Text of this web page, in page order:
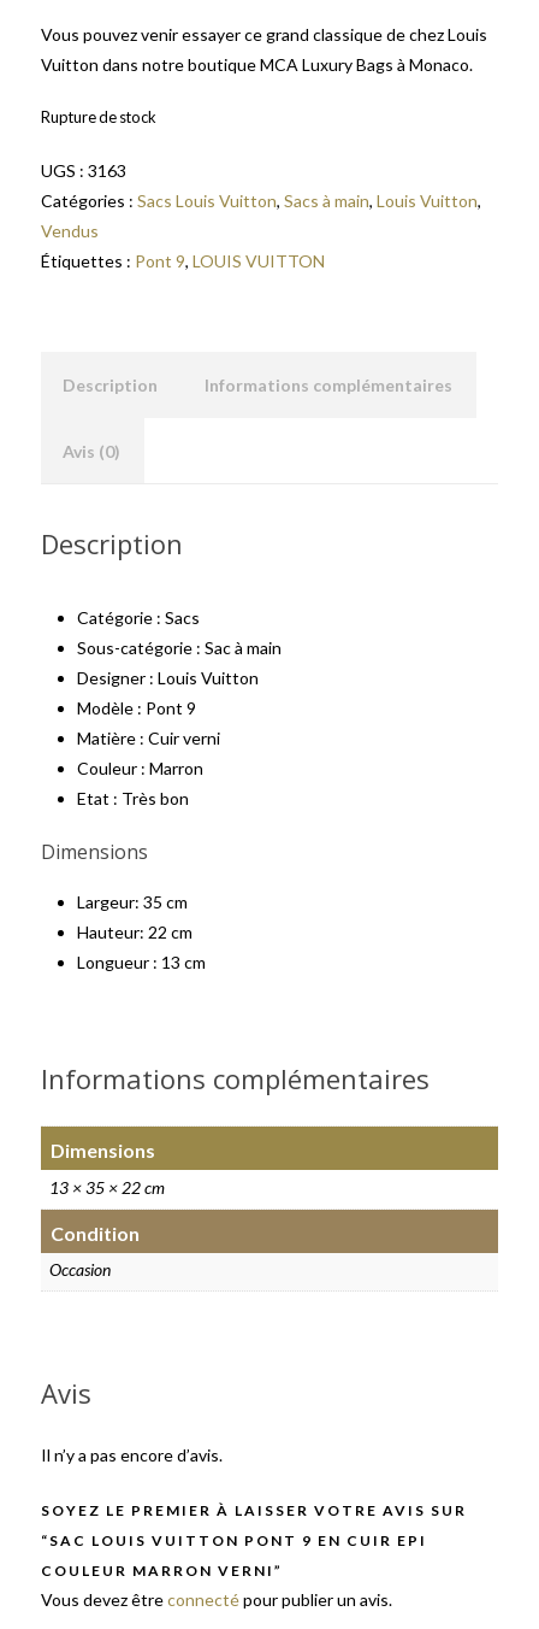
Vous pouvez venir essayer ce grand classique de chez Louis
Vuitton dans notre boutique MCA Luxury Bags à Monaco.
Rupture de stock
UGS : 3163
Catégories : Sacs Louis Vuitton, Sacs à main, Louis Vuitton,
Vendus
Étiquettes : Pont 9, LOUIS VUITTON
Description Informations complémentaires
Avis (0)
Description
Catégorie : Sacs
Sous-catégorie : Sac à main
Designer : Louis Vuitton
Modèle : Pont 9
Matière : Cuir verni
Couleur : Marron
Etat : Très bon
Dimensions
Largeur: 35 cm
Hauteur: 22 cm
Longueur : 13 cm
Informations complémentaires
Dimensions
13 × 35 × 22 cm
Condition
Occasion
Avis
Il n’y a pas encore d’avis.
SOYEZ LE PREMIER À LAISSER VOTRE AVIS SUR
“SAC LOUIS VUITTON PONT 9 EN CUIR EPI
COULEUR MARRON VERNI”
Vous devez êtreconnectépour publier un avis.